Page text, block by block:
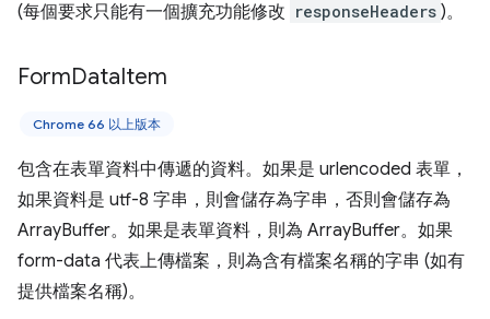
(每個要求只能有一個擴充功能修改 responseHeaders )。
FormDataItem
Chrome 66 以上版本
包含在表單資料中傳遞的資料。如果是 urlencoded 表單，
如果資料是 utf-8 字串，則會儲存為字串，否則會儲存為
ArrayBuffer。如果是表單資料，則為 ArrayBuffer。如果
form-data 代表上傳檔案，則為含有檔案名稱的字串 (如有
提供檔案名稱)。